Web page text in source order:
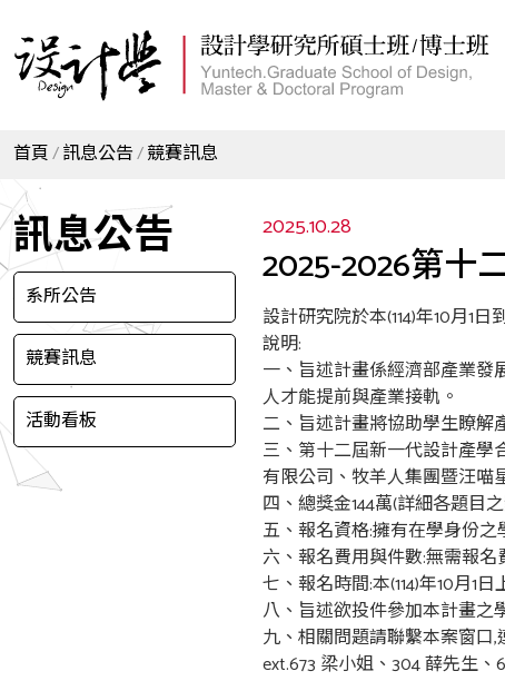
首頁 訊息公告 競賽訊息
訊息公告
系所公告
競賽訊息
活動看板
2025.10.28
2025-2026第十
設計研究院於本(114)年10月1
說明:
一、旨述計畫係經濟部產業發
人才能提前與產業接軌。
二、旨述計畫將協助學生瞭解
三、第十二屆新一代設計產學
有限公司、牧羊人集團暨汪喵
四、總獎金144萬(詳細各題目
五、報名資格:擁有在學身份
六、報名費用與件數:無需報名
七、報名時間:本(114)年10月1
八、旨述欲投件參加本計畫之
九、相關問題請聯繫本案窗口,
ext.673 梁小姐、304 薛先生、